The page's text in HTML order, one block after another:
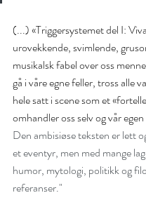
Recent Posts
June 2026(3)3 posts
June 2025(1)1 post
May 2025 (1)1 post
April 2025
(...) «Triggersystemet del I:
urovekkende, svimlende,
musikalsk fabel over oss
gå i våre egne feller, tross alle
hele satt i scene som et
omhandler oss selv og vår
Den ambisiøse teksten er lett
et eventyr, men med mange
humor, mytologi, politikk og
referanser."